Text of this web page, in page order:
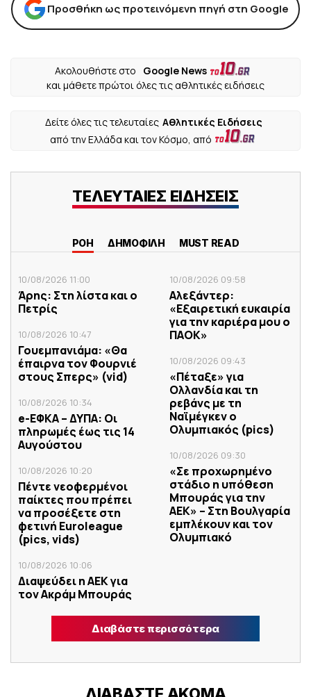
Προσθήκη ως προτεινόμενη πηγή στη Google
Ακολουθήστε στο
Google News
και μάθετε πρώτοι όλες τις αθλητικές ειδήσεις
Δείτε όλες τις τελευταίες Αθλητικές Ειδήσεις
από την Ελλάδα και τον Κόσμο, από
ΤΕΛΕΥΤΑΙΕΣ ΕΙΔΗΣΕΙΣ
ΡΟΗ ΔΗΜΟΦΙΛΗ MUST READ
10/08/2026 11:00
Άρης: Στη λίστα και ο
Πετρίς
10/08/2026 10:47
Γουεμπανιάμα: «Θα
έπαιρνα τον Φουρνιέ
στους Σπερς» (vid)
10/08/2026 10:34
e-ΕΦΚΑ – ΔΥΠΑ: Οι
πληρωμές έως τις 14
Αυγούστου
10/08/2026 10:20
Πέντε νεοφερμένοι
παίκτες που πρέπει
να προσέξετε στη
φετινή Euroleague
(pics, vids)
10/08/2026 10:06
Διαψεύδει η ΑΕΚ για
τον Ακράμ Μπουράς
10/08/2026 09:58
Αλεξάντερ:
«Εξαιρετική ευκαιρία
για την καριέρα μου ο
ΠΑΟΚ»
10/08/2026 09:43
«Πέταξε» για
Ολλανδία και τη
ρεβάνς με τη
Ναϊμέγκεν ο
Ολυμπιακός (pics)
10/08/2026 09:30
«Σε προχωρημένο
στάδιο η υπόθεση
Μπουράς για την
ΑΕΚ» – Στη Βουλγαρία
εμπλέκουν και τον
Ολυμπιακό
Διαβάστε περισσότερα